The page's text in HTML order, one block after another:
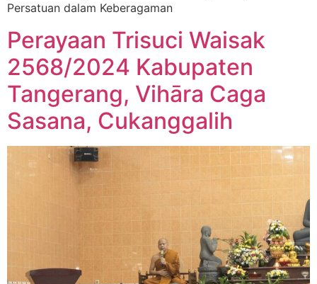
Persatuan dalam Keberagaman
Perayaan Trisuci Waisak
2568/2024 Kabupaten
Tangerang, Vihāra Caga
Sasana, Cukanggalih